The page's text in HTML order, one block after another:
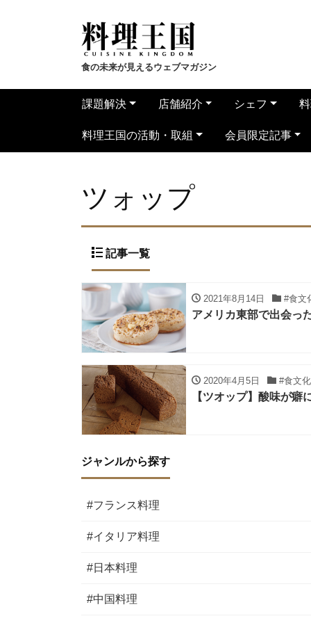
食の未来が見えるウェブマガジン
課題解決 店舗紹介 シェフ
料理王国の活動・取組 会員限定記事
ツォップ
記事一覧
2021年8月14日 #食文
アメリカ東部で出会っ
2020年4月5日 #食文化
【ツオップ】酸味が癖
ジャンルから探す
#フランス料理
#イタリア料理
#日本料理
#中国料理